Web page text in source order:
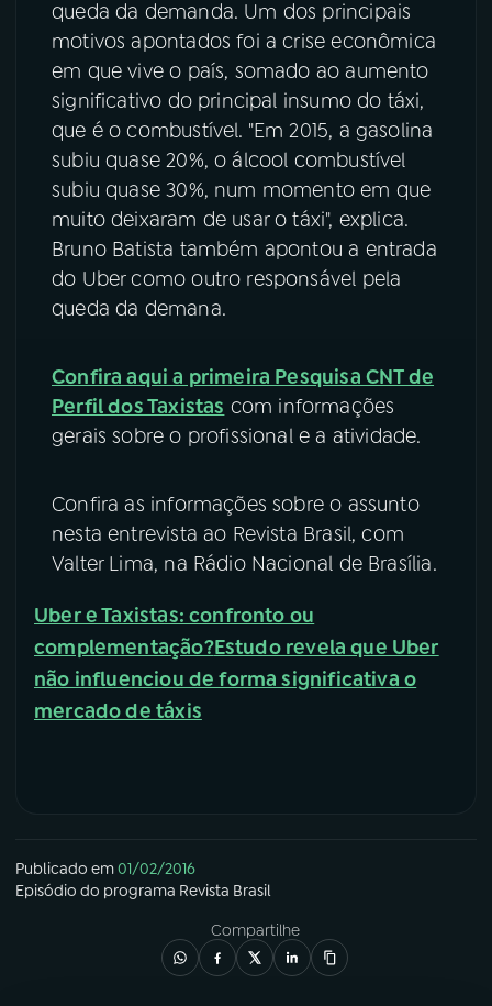
queda da demanda. Um dos principais
motivos apontados foi a crise econômica
em que vive o país, somado ao aumento
significativo do principal insumo do táxi,
que é o combustível. "Em 2015, a gasolina
subiu quase 20%, o álcool combustível
subiu quase 30%, num momento em que
muito deixaram de usar o táxi", explica.
Bruno Batista também apontou a entrada
do Uber como outro responsável pela
queda da demana.
Confira aqui a primeira Pesquisa CNT de
Perfil dos Taxistas com informações
gerais sobre o profissional e a atividade.
Confira as informações sobre o assunto
nesta entrevista ao Revista Brasil, com
Valter Lima, na Rádio Nacional de Brasília.
Uber e Taxistas: confronto ou
complementação?Estudo revela que Uber
não influenciou de forma significativa o
mercado de táxis
Publicado em01/02/2016
Episódio do programa Revista Brasil
Compartilhe